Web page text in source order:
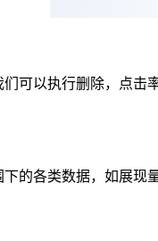
可以执行删除，点击
的各类数据，如展现